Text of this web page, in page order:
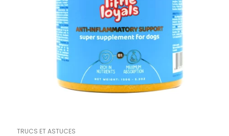
TRUCS ET ASTUCES